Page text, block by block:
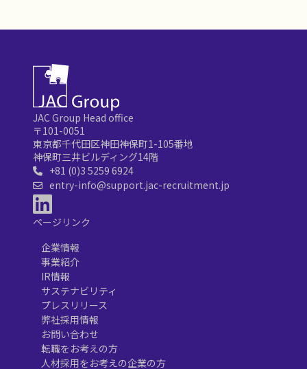
JAC Group Head office
〒101-0051
東京都千代田区神田神保町1-105番地
神保町三井ビルディング14階
+81 (0)3 5259 6924
entry-info@support.jac-recruitment.jp
ページリンク
企業情報
事業紹介
IR情報
サステナビリティ
プレスリリース
弊社採用情報
お問い合わせ
転職をお考えの方
人材採用をお考えの企業の方